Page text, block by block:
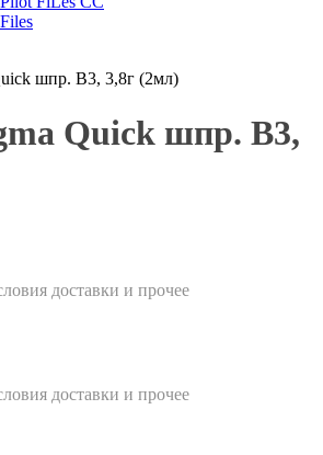
шпр. В3, 3,8г (2мл)
Quick шпр. В3,
доставки и прочее
доставки и прочее